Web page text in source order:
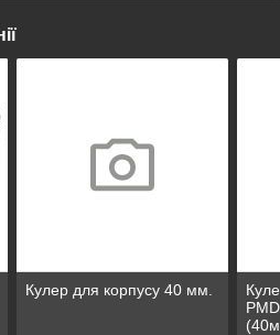
Кулер для корпусу 40 мм.